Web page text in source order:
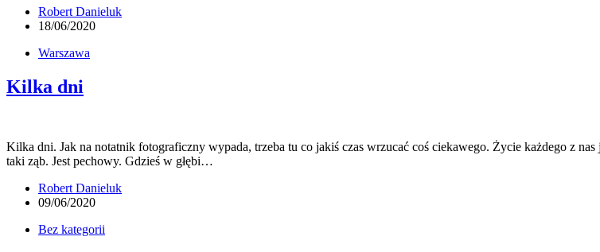
Robert Danieluk
18/06/2020
Warszawa
Kilka dni
Kilka dni. Jak na notatnik fotograficzny wypada, trzeba tu co jakiś czas wrzucać coś ciekawego. Życie każdego z
taki ząb. Jest pechowy. Gdzieś w głębi…
Robert Danieluk
09/06/2020
Bez kategorii